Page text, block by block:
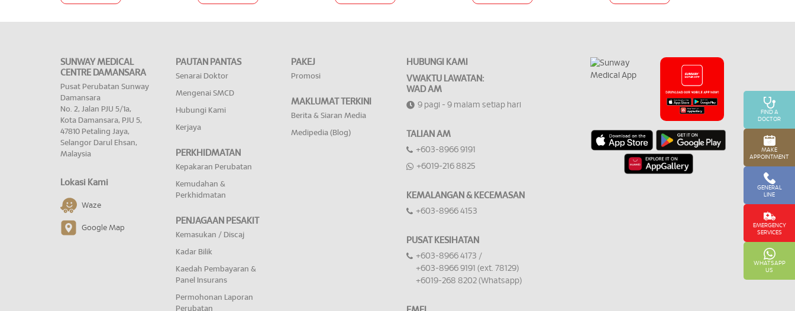
FIND A
DOCTOR
MAKE
APPOINTMENT
GENERAL
LINE
EMERGENCY
SERVICES
WHATSAPP
US
SUNWAY MEDICAL
CENTRE DAMANSARA
Pusat Perubatan Sunway
Damansara
No. 2, Jalan PJU 5/1a,
Kota Damansara, PJU 5,
47810 Petaling Jaya,
Selangor Darul Ehsan,
Malaysia
Lokasi Kami
Waze
Google Map
PAUTAN PANTAS
Senarai Doktor
Mengenai SMCD
Hubungi Kami
Kerjaya
PERKHIDMATAN
Kepakaran Perubatan
Kemudahan &
Perkhidmatan
PENJAGAAN PESAKIT
Kemasukan / Discaj
Kadar Bilik
Kaedah Pembayaran &
Panel Insurans
Permohonan Laporan
Perubatan
PAKEJ
Promosi
MAKLUMAT TERKINI
Berita & Siaran Media
Medipedia (Blog)
HUBUNGI KAMI
VWAKTU LAWATAN:
WAD AM
9 pagi - 9 malam setiap hari
TALIAN AM
+603-8966 9191
+6019-216 8825
KEMALANGAN & KECEMASAN
+603-8966 4153
PUSAT KESIHATAN
+603-8966 4173 /
+603-8966 9191 (ext. 78129)
+6019-268 8202 (Whatsapp)